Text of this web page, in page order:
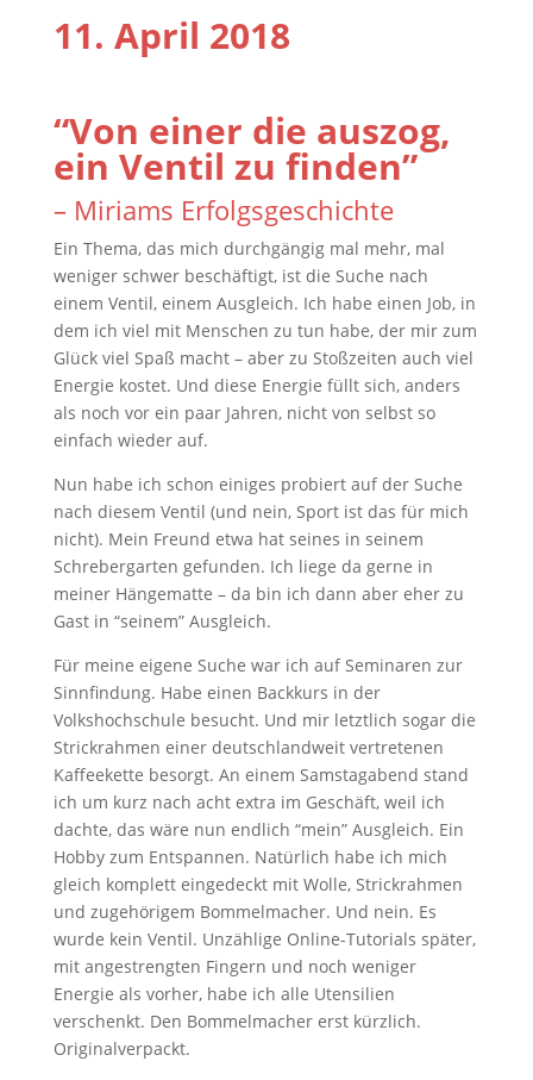
11. April 2018
“Von einer die auszog,
ein Ventil zu finden”
– Miriams Erfolgsgeschichte
Ein Thema, das mich durchgängig mal mehr, mal
weniger schwer beschäftigt, ist die Suche nach
einem Ventil, einem Ausgleich. Ich habe einen Job, in
dem ich viel mit Menschen zu tun habe, der mir zum
Glück viel Spaß macht – aber zu Stoßzeiten auch viel
Energie kostet. Und diese Energie füllt sich, anders
als noch vor ein paar Jahren, nicht von selbst so
einfach wieder auf.
Nun habe ich schon einiges probiert auf der Suche
nach diesem Ventil (und nein, Sport ist das für mich
nicht). Mein Freund etwa hat seines in seinem
Schrebergarten gefunden. Ich liege da gerne in
meiner Hängematte – da bin ich dann aber eher zu
Gast in “seinem” Ausgleich.
Für meine eigene Suche war ich auf Seminaren zur
Sinnfindung. Habe einen Backkurs in der
Volkshochschule besucht. Und mir letztlich sogar die
Strickrahmen einer deutschlandweit vertretenen
Kaffeekette besorgt. An einem Samstagabend stand
ich um kurz nach acht extra im Geschäft, weil ich
dachte, das wäre nun endlich “mein” Ausgleich. Ein
Hobby zum Entspannen. Natürlich habe ich mich
gleich komplett eingedeckt mit Wolle, Strickrahmen
und zugehörigem Bommelmacher. Und nein. Es
wurde kein Ventil. Unzählige Online-Tutorials später,
mit angestrengten Fingern und noch weniger
Energie als vorher, habe ich alle Utensilien
verschenkt. Den Bommelmacher erst kürzlich.
Originalverpackt.